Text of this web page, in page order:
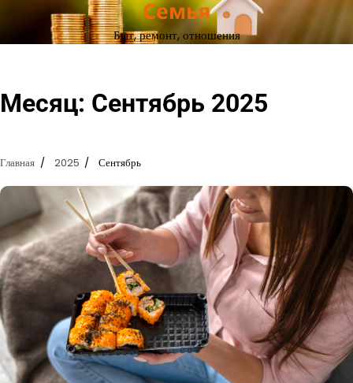
Перейти
содержимому
Семья
Быт, ремонт, отношения
Месяц: Сентябрь 2025
Главная 2025 Сентябрь